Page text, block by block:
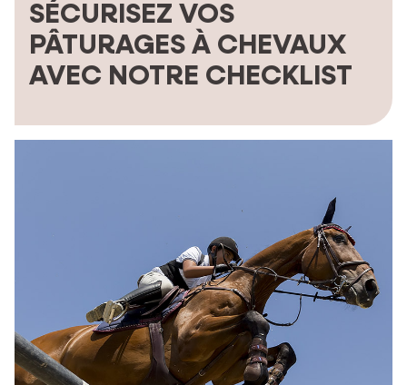
SÉCURISEZ VOS
PÂTURAGES À CHEVAUX
AVEC NOTRE CHECKLIST